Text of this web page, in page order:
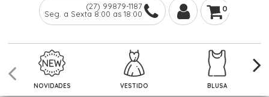
(27) 99879-1187
Seg. a Sexta 8:00 as 18:00
0
NOVIDADES VESTIDO BLUSA